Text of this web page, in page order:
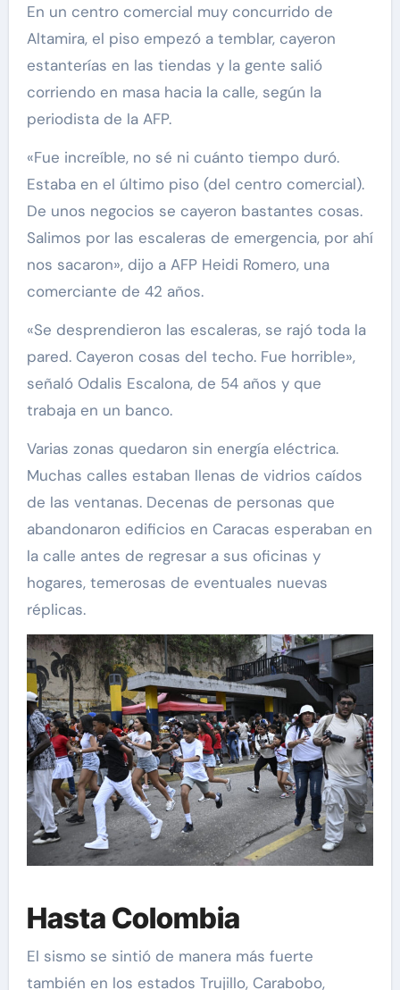
En un centro comercial muy concurrido de
Altamira, el piso empezó a temblar, cayeron
estanterías en las tiendas y la gente salió
corriendo en masa hacia la calle, según la
periodista de la AFP.
«Fue increíble, no sé ni cuánto tiempo duró.
Estaba en el último piso (del centro comercial).
De unos negocios se cayeron bastantes cosas.
Salimos por las escaleras de emergencia, por ahí
nos sacaron», dijo a AFP Heidi Romero, una
comerciante de 42 años.
«Se desprendieron las escaleras, se rajó toda la
pared. Cayeron cosas del techo. Fue horrible»,
señaló Odalis Escalona, de 54 años y que
trabaja en un banco.
Varias zonas quedaron sin energía eléctrica.
Muchas calles estaban llenas de vidrios caídos
de las ventanas. Decenas de personas que
abandonaron edificios en Caracas esperaban en
la calle antes de regresar a sus oficinas y
hogares, temerosas de eventuales nuevas
réplicas.
Hasta Colombia
El sismo se sintió de manera más fuerte
también en los estados Trujillo, Carabobo,